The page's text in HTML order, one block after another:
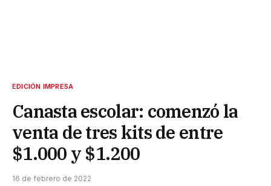
EDICIÓN IMPRESA
Canasta escolar: comenzó la
venta de tres kits de entre
$1.000 y $1.200
16 de febrero de 2022